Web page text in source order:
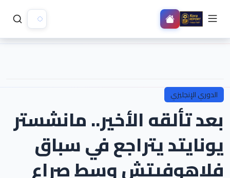
الدوري الإنجليزي
بعد تألقه الأخير.. مانشستر
يونايتد يتراجع في سباق
فلاهوفيتش وسط صراع